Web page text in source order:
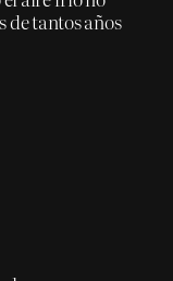
tantos años